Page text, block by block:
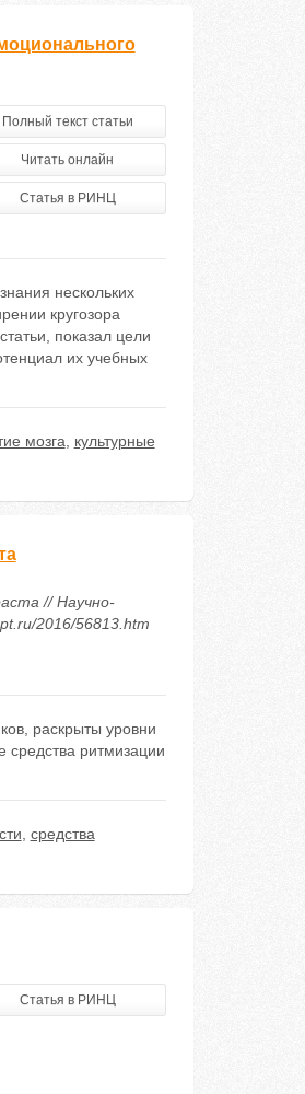
Полный текст статьи
Читать онлайн
Статья в РИНЦ
нескольких
кругозора
показал цели
их учебных
мозга
культурные
// Научно-
2016/56813.htm
раскрыты уровни
ритмизации
средства
Статья в РИНЦ